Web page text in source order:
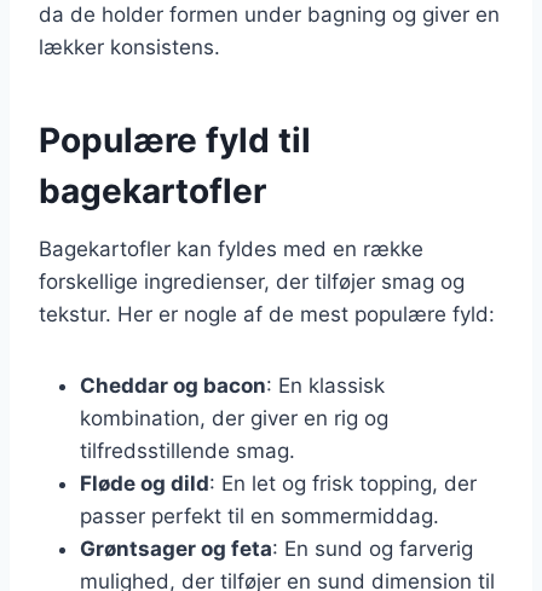
da de holder formen under bagning og giver en
lækker konsistens.
Populære fyld til
bagekartofler
Bagekartofler kan fyldes med en række
forskellige ingredienser, der tilføjer smag og
tekstur. Her er nogle af de mest populære fyld:
Cheddar og bacon: En klassisk
kombination, der giver en rig og
tilfredsstillende smag.
Fløde og dild: En let og frisk topping, der
passer perfekt til en sommermiddag.
Grøntsager og feta: En sund og farverig
mulighed, der tilføjer en sund dimension til